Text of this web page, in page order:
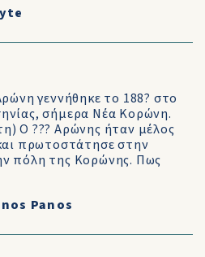
γεννήθηκε το 188? στο
σήμερα Νέα Κορώνη.
Ο ??? Αρώνης ήταν μέλος
πρωτοστάτησε στην
πόλη της Κορώνης. Πως
Panos